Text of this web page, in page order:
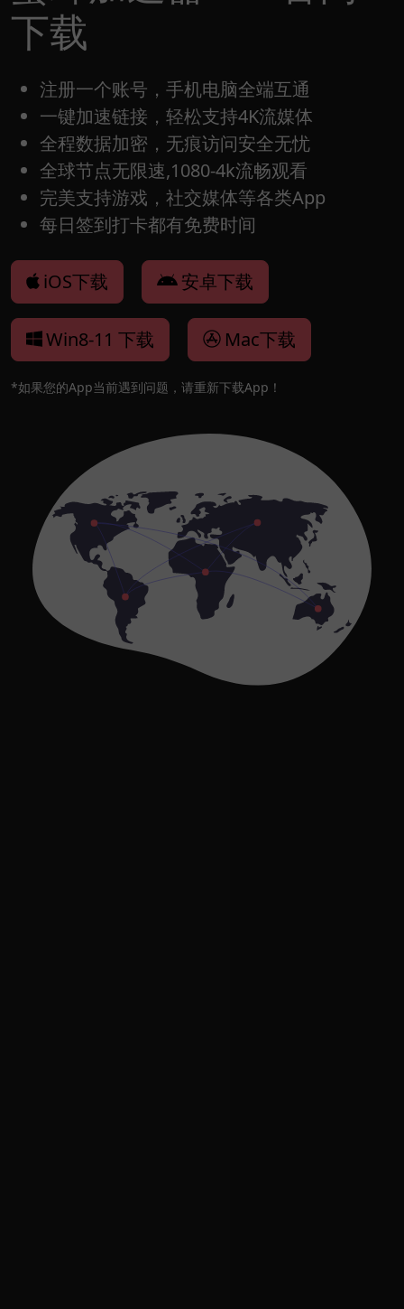
下载
注册一个账号，手机电脑全端互通
一键加速链接，轻松支持4K流媒体
全程数据加密，无痕访问安全无忧
全球节点无限速,1080-4k流畅观看
完美支持游戏，社交媒体等各类App
每日签到打卡都有免费时间
iOS下载 安卓下载
Win8-11 下载 Mac下载
*如果您的App当前遇到问题，请重新下载App！